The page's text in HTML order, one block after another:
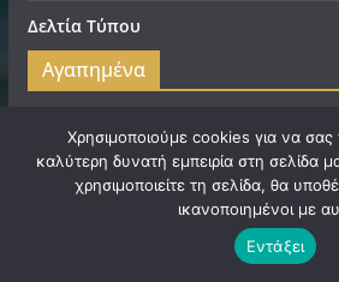
Δελτία Τύπου
Αγαπημένα
Web Radio
Web TV
Χρησιμοποιούμε cookies για να
καλύτερη δυνατή εμπειρία στη σελίδα
χρησιμοποιείτε τη σελίδα, θα
ικανοποιημένοι με
Εντάξει